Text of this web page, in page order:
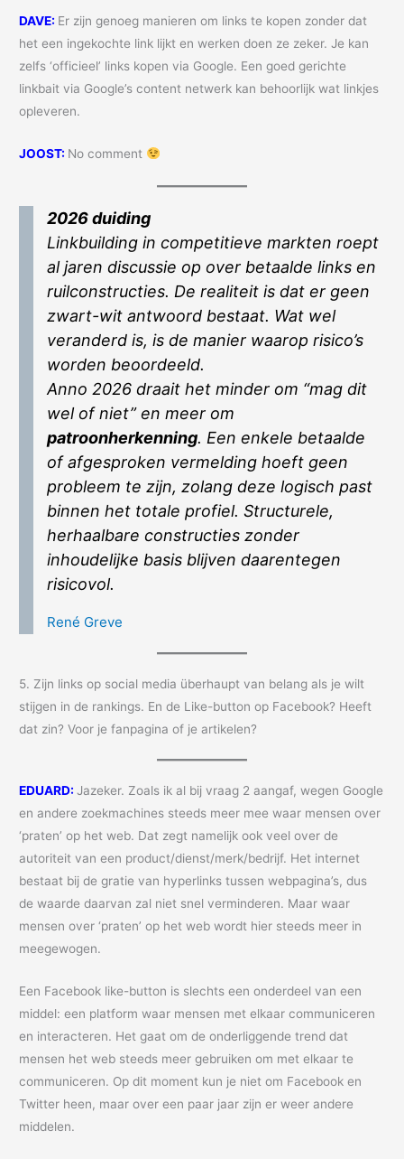
DAVE: Er zijn genoeg manieren om links te kopen zonder dat
het een ingekochte link lijkt en werken doen ze zeker. Je kan
zelfs ‘officieel’ links kopen via Google. Een goed gerichte
linkbait via Google’s content netwerk kan behoorlijk wat linkjes
opleveren.
JOOST: No comment
2026 duiding
Linkbuilding in competitieve markten roept
al jaren discussie op over betaalde links en
ruilconstructies. De realiteit is dat er geen
zwart-wit antwoord bestaat. Wat wel
veranderd is, is de manier waarop risico’s
worden beoordeeld.
Anno 2026 draait het minder om “mag dit
wel of niet” en meer om
patroonherkenning. Een enkele betaalde
of afgesproken vermelding hoeft geen
probleem te zijn, zolang deze logisch past
binnen het totale profiel. Structurele,
herhaalbare constructies zonder
inhoudelijke basis blijven daarentegen
risicovol.
René Greve
5. Zijn links op social media überhaupt van belang als je wilt
stijgen in de rankings. En de Like-button op Facebook? Heeft
dat zin? Voor je fanpagina of je artikelen?
EDUARD: Jazeker. Zoals ik al bij vraag 2 aangaf, wegen Google
en andere zoekmachines steeds meer mee waar mensen over
‘praten’ op het web. Dat zegt namelijk ook veel over de
autoriteit van een product/dienst/merk/bedrijf. Het internet
bestaat bij de gratie van hyperlinks tussen webpagina’s, dus
de waarde daarvan zal niet snel verminderen. Maar waar
mensen over ‘praten’ op het web wordt hier steeds meer in
meegewogen.
Een Facebook like-button is slechts een onderdeel van een
middel: een platform waar mensen met elkaar communiceren
en interacteren. Het gaat om de onderliggende trend dat
mensen het web steeds meer gebruiken om met elkaar te
communiceren. Op dit moment kun je niet om Facebook en
Twitter heen, maar over een paar jaar zijn er weer andere
middelen.